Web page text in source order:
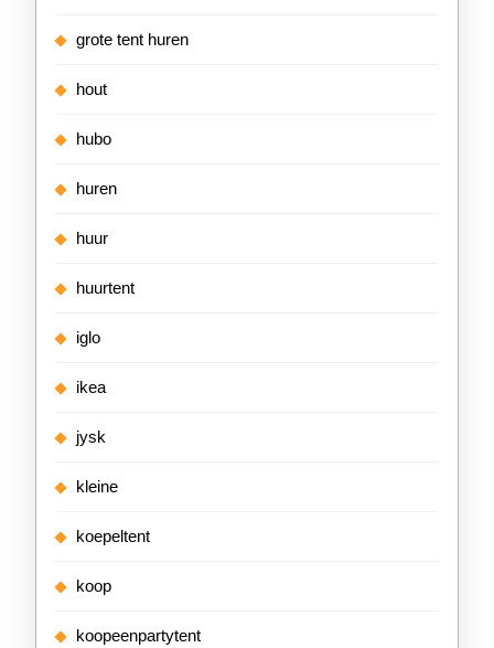
grote tent huren
hout
hubo
huren
huur
huurtent
iglo
ikea
jysk
kleine
koepeltent
koop
koopeenpartytent